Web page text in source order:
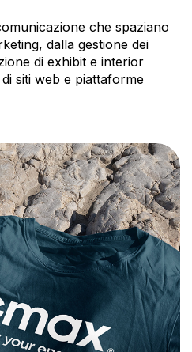
che spaziano
dalla gestione dei
di exhibit e interior
siti web e piattaforme